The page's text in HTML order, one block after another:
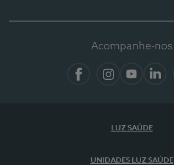
Acompanhe-nos
LUZ SAÚDE
UNIDADES LUZ SAÚDE